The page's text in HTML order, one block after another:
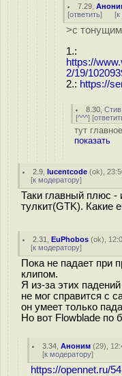
7.29 ,
[ответить] [к
>с
1.:
https://
2/19/
2.: https://
8.30 ,
[^^^] [
тут
показать
2.9 ,lucentcode (ok),
[к модератору]
Таки главный плюс -
тулкит(GTK).
2.31 ,EuPhobos (ok),
[к модератору]
Пока не падает при
клипом.
Я из-за этих
не мог справится с
он умеет только
Но вот Flowblade по
3.34 ,Аноним (29),
[к модератору]
https://opennet.ru/